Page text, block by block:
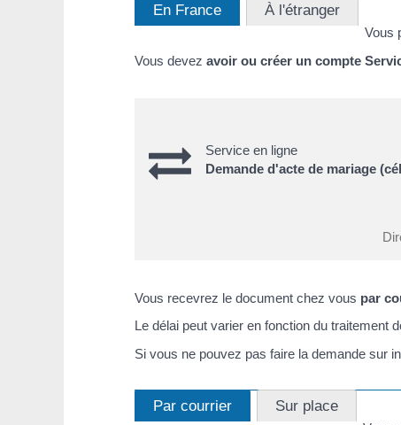
En France À l'étranger
Vous
Vous devez avoir ou créer un compte
Service en ligne
Demande d'acte de mariage
Vous recevrez le document chez vous par
Le délai peut varier en fonction du traitement
Si vous ne pouvez pas faire la demande sur
Par courrier Sur place